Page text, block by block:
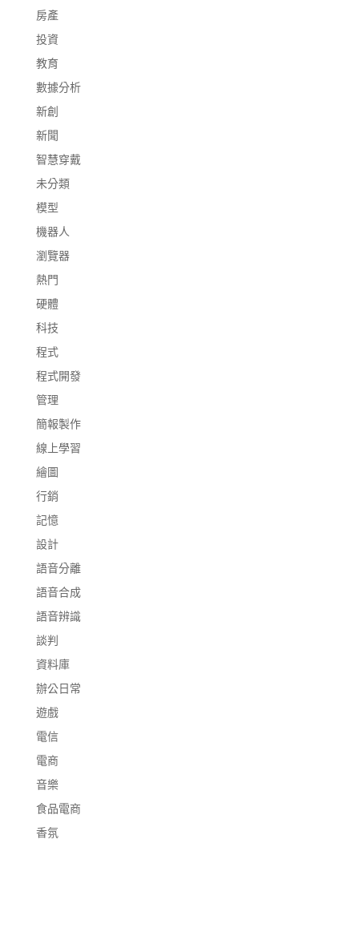
房產
投資
教育
數據分析
新創
新聞
智慧穿戴
未分類
模型
機器人
瀏覽器
熱門
硬體
科技
程式
程式開發
管理
簡報製作
線上學習
繪圖
行銷
記憶
設計
語音分離
語音合成
語音辨識
談判
資料庫
辦公日常
遊戲
電信
電商
音樂
食品電商
香氛